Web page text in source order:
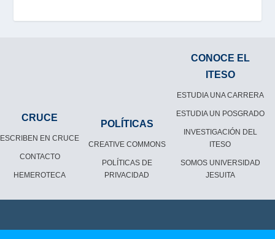
CRUCE
ESCRIBEN EN CRUCE
CONTACTO
HEMEROTECA
POLÍTICAS
CREATIVE COMMONS
POLÍTICAS DE
PRIVACIDAD
CONOCE EL
ITESO
ESTUDIA UNA CARRERA
ESTUDIA UN POSGRADO
INVESTIGACIÓN DEL
ITESO
SOMOS UNIVERSIDAD
JESUITA